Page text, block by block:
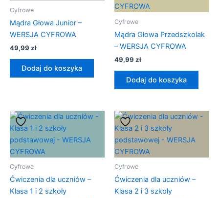
Cyfrowe
Mądra Głowa Junior –
WERSJA CYFROWA
49,99 zł
Dodaj do koszyka
Cyfrowe
Mądra Głowa Przedszkolak
– WERSJA CYFROWA
49,99 zł
Dodaj do koszyka
Cyfrowe
Ćwiczenia dla uczniów –
Klasa 1 i 2 szkoły
Cyfrowe
Ćwiczenia dla uczniów –
Klasa 2 i 3 szkoły